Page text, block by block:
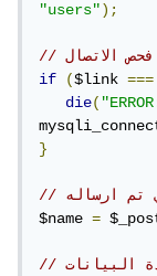
"users");
// فحص الاتصال
if
($link ===
die(
}
تم ارساله
$name =
البيانات